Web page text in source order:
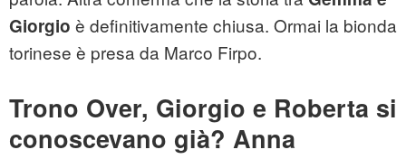
Giorgio è definitivamente chiusa. Ormai la bionda
torinese è presa da Marco Firpo.
Trono Over, Giorgio e Roberta si
conoscevano già? Anna